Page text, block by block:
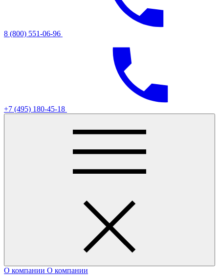
8 (800) 551-06-96
+7 (495) 180-45-18
О компании О компании